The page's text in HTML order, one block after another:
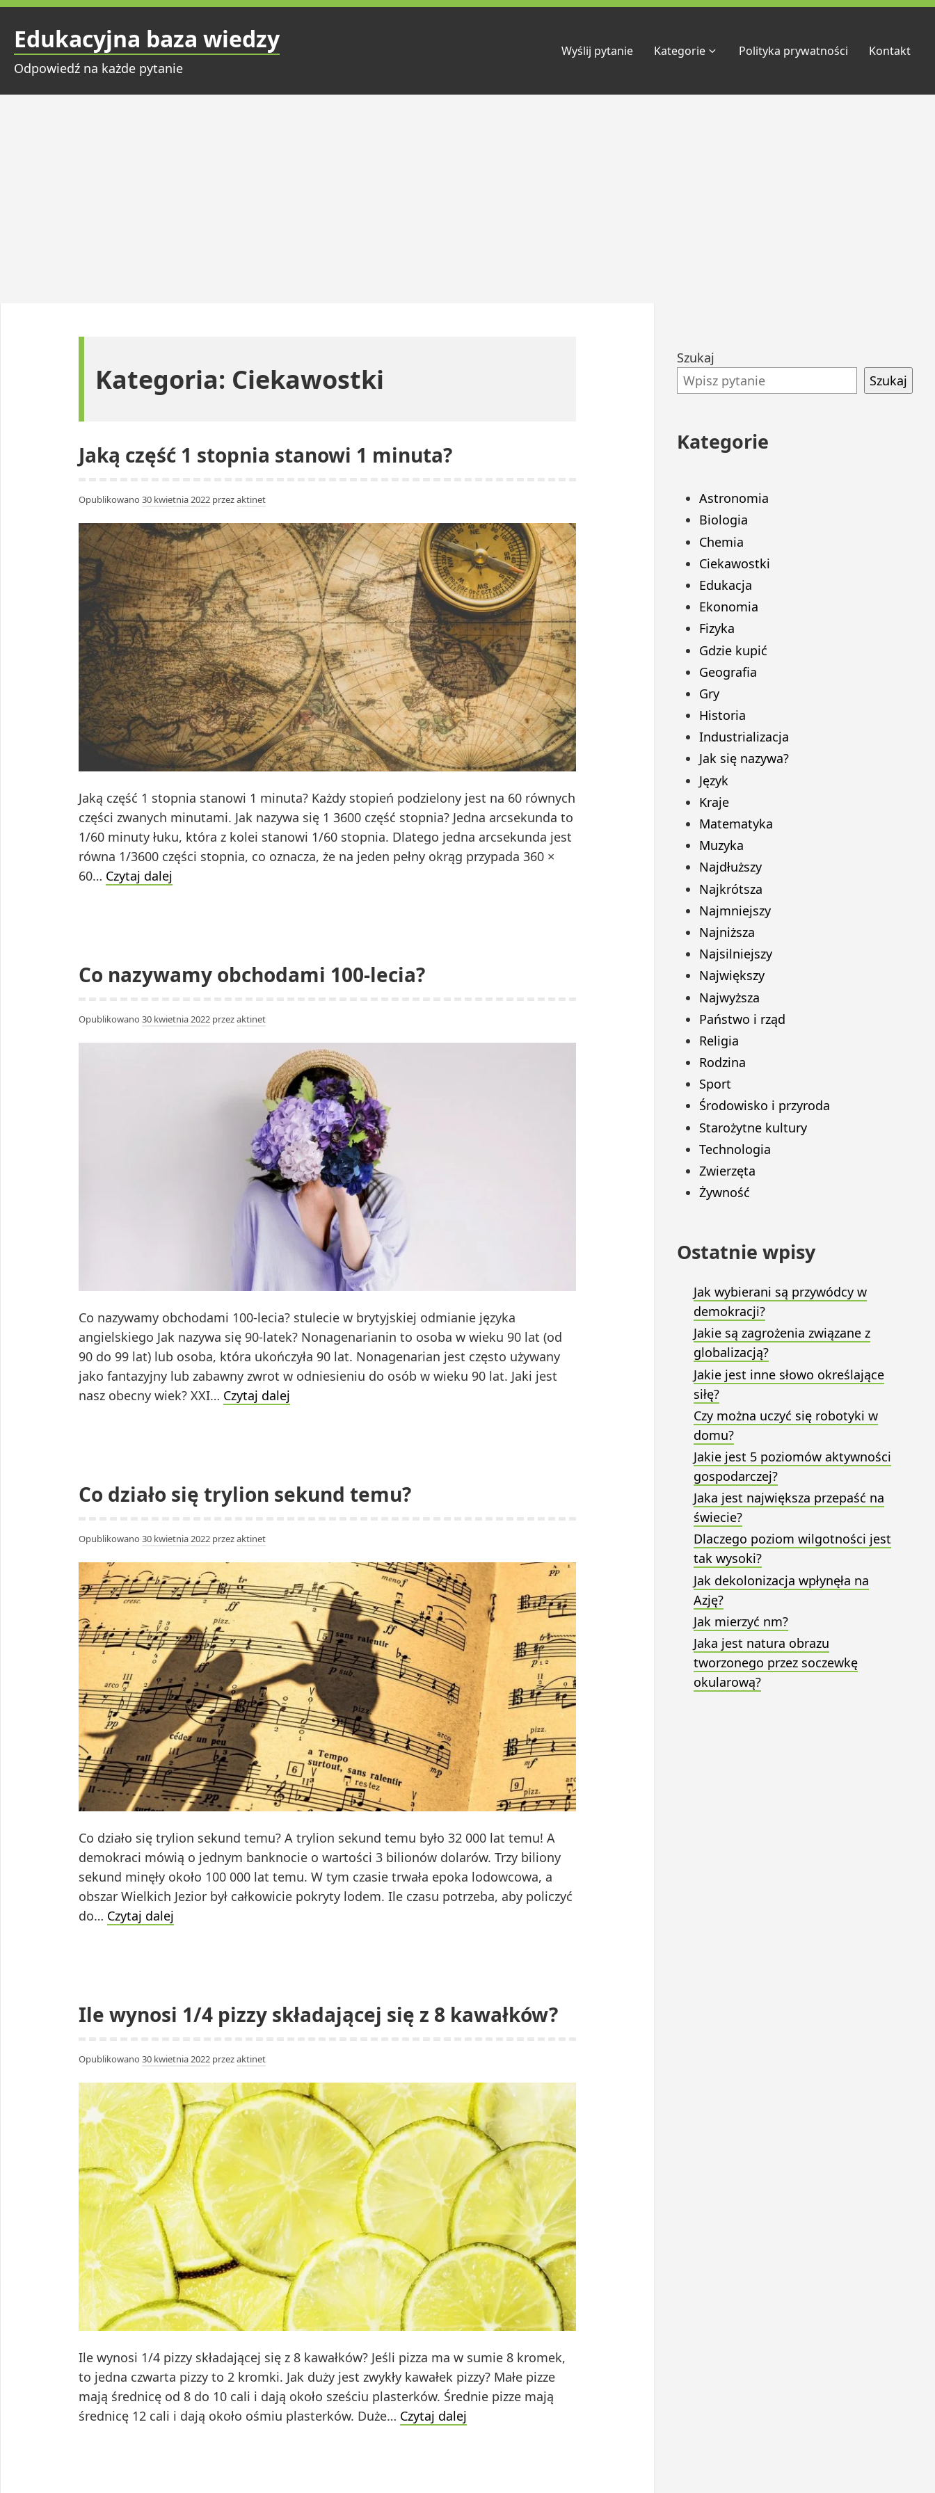
Przejdź
treściEdukacyjna baza wiedzy
Odpowiedź na każde pytanie
Wyślij pytanie Kategorie Polityka prywatności Kontakt
Kategoria: Ciekawostki
Jaką część 1 stopnia stanowi 1 minuta?
Opublikowano 30 kwietnia 2022 przezaktinet
Jaką część 1 stopnia stanowi 1 minuta? Każdy stopień podzielony jest na 60 równych
części zwanych minutami. Jak nazywa się 1 3600 część stopnia? Jedna arcsekunda to
1/60 minuty łuku, która z kolei stanowi 1/60 stopnia. Dlatego jedna arcsekunda jest
równa 1/3600 części stopnia, co oznacza, że na jeden pełny okrąg przypada 360 ×
60… Czytaj dalej
1
minuta?
Co nazywamy obchodami 100-lecia?
Opublikowano 30 kwietnia 2022 przezaktinet
Co nazywamy obchodami 100-lecia? stulecie w brytyjskiej odmianie języka
angielskiego Jak nazywa się 90-latek? Nonagenarianin to osoba w wieku 90 lat (od
90 do 99 lat) lub osoba, która ukończyła 90 lat. Nonagenarian jest często używany
jako fantazyjny lub zabawny zwrot w odniesieniu do osób w wieku 90 lat. Jaki jest
nasz obecny wiek? XXI… Czytaj dalej
Co działo się trylion sekund temu?
Opublikowano 30 kwietnia 2022 przezaktinet
Co działo się trylion sekund temu? A trylion sekund temu było 32 000 lat temu! A
demokraci mówią o jednym banknocie o wartości 3 bilionów dolarów. Trzy biliony
sekund minęły około 100 000 lat temu. W tym czasie trwała epoka lodowcowa, a
obszar Wielkich Jezior był całkowicie pokryty lodem. Ile czasu potrzeba, aby policzyć
do… Czytaj dalej
temu?
Ile wynosi 1/4 pizzy składającej się z 8 kawałków?
Opublikowano 30 kwietnia 2022 przezaktinet
Ile wynosi 1/4 pizzy składającej się z 8 kawałków? Jeśli pizza ma w sumie 8 kromek,
to jedna czwarta pizzy to 2 kromki. Jak duży jest zwykły kawałek pizzy? Małe pizze
mają średnicę od 8 do 10 cali i dają około sześciu plasterków. Średnie pizze mają
średnicę 12 cali i dają około ośmiu plasterków. Duże… Czytaj dalej
Przejdź
do
stopki
Szukaj
Szukaj
Kategorie
Astronomia
Biologia
Chemia
Ciekawostki
Edukacja
Ekonomia
Fizyka
Gdzie kupić
Geografia
Gry
Historia
Industrializacja
Jak się nazywa?
Język
Kraje
Matematyka
Muzyka
Najdłuższy
Najkrótsza
Najmniejszy
Najniższa
Najsilniejszy
Największy
Najwyższa
Państwo i rząd
Religia
Rodzina
Sport
Środowisko i przyroda
Starożytne kultury
Technologia
Zwierzęta
Żywność
Ostatnie wpisy
Jak wybierani są przywódcy w
demokracji?
Jakie są zagrożenia związane z
globalizacją?
Jakie jest inne słowo określające
siłę?
Czy można uczyć się robotyki w
domu?
Jakie jest 5 poziomów aktywności
gospodarczej?
Jaka jest największa przepaść na
świecie?
Dlaczego poziom wilgotności jest
tak wysoki?
Jak dekolonizacja wpłynęła na
Azję?
Jak mierzyć nm?
Jaka jest natura obrazu
tworzonego przez soczewkę
okularową?